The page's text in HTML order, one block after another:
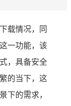
载情况，同
一功能，该
，具备安全
的当下，这
下的需求，